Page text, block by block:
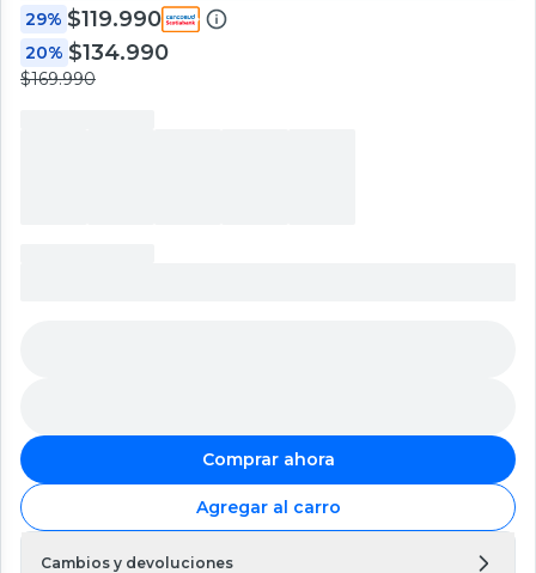
29% $119.990
20% $134.990
$169.990
Comprar ahora
Agregar al carro
Cambios y devoluciones